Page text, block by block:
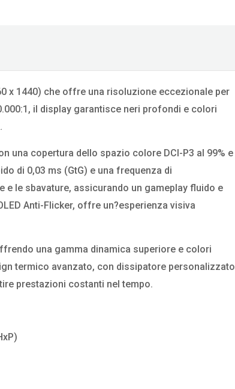
x 1440) che offre una risoluzione eccezionale per
il display garantisce neri profondi e colori
una copertura dello spazio colore DCI-P3 al 99% e
di 0,03 ms (GtG) e una frequenza di
le sbavature, assicurando un gameplay fluido e
Anti-Flicker, offre un?esperienza visiva
una gamma dinamica superiore e colori
termico avanzato, con dissipatore personalizzato
prestazioni costanti nel tempo.